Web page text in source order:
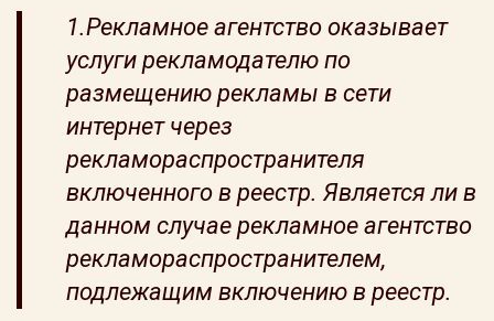
1.Рекламное агентство оказывает
услуги рекламодателю по
размещению рекламы в сети
интернет через
рекламораспространителя
включенного в реестр. Является ли в
данном случае рекламное агентство
рекламораспространителем,
подлежащим включению в реестр.